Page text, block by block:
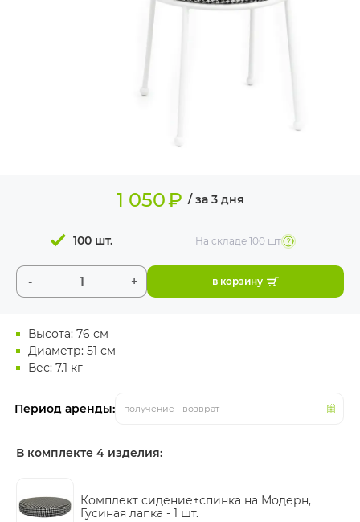
Высота: 76 см
Диаметр: 51 см
Вес: 7.1 кг
Период аренды: получение - возврат
1 050₽ / за 3 дня
- +
100 шт. На складе100 шт
в корзину
В комплекте 4 изделия:
Комплект сидение+спинка на Модерн,
Гусиная лапка - 1 шт.